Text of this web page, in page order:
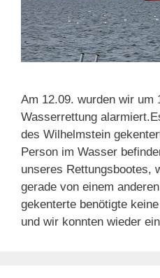
Am 12.09. wurden wir um
Wasserrettung
des Wilhelmstein
Person im Wasser
unseres Rettungsbootes,
gerade von einem
gekenterte benötigte
und wir konnten wieder